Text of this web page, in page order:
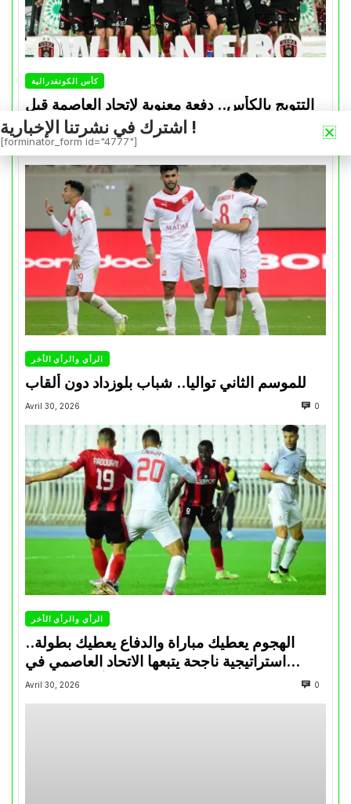
كأس الكونفدرالية
التتويج بالكأس.. دفعة معنوية لإتحاد العاصمة قبل
موقعة الزمالك في نهائي الكونفدرالية
Avril 30, 2026
الرأي والرأي الأخر
للموسم الثاني تواليا.. شباب بلوزداد دون ألقاب
Avril 30, 2026 0
الرأي والرأي الأخر
الهجوم يعطيك مباراة والدفاع يعطيك بطولة..
استراتيجية ناجحة يتبعها الاتحاد العاصمي في
تتويجاته آخر السنوات
Avril 30, 2026 0
اشترك في نشرتنا الإخبارية !
[forminator_form id="4777"]